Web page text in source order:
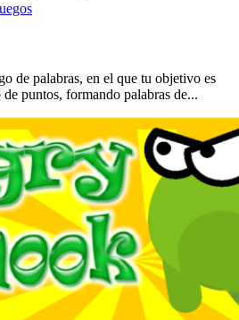
de palabras, en el que tu objetivo es
puntos, formando palabras de...